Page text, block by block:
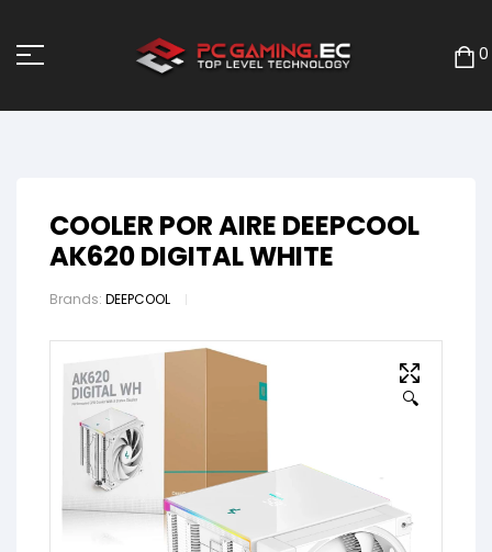
0
COOLER POR AIRE DEEPCOOL
AK620 DIGITAL WHITE
Brands: DEEPCOOL
🔍